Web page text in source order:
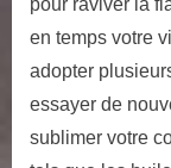
en temps votre
adopter
essayer de
sublimer votre